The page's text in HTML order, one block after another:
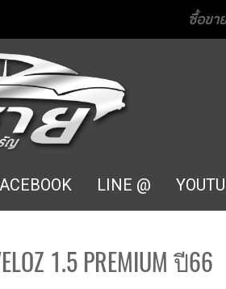
ซื้อขา
LINE @
1.5 PREMIUM ปี66